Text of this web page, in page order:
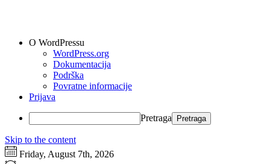
O WordPressu
WordPress.org
Dokumentacija
Podrška
Povratne informacije
Prijava
Pretraga
Skip to the content
Friday, August 7th, 2026